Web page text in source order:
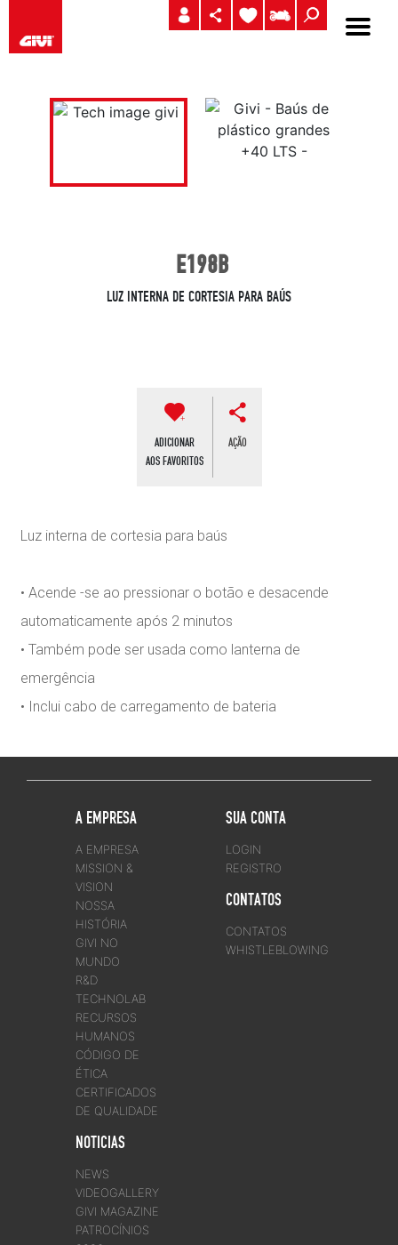
E198B
LUZ INTERNA DE CORTESIA PARA BAÚS
ADICIONAR
AOS FAVORITOS
AÇÃO
Luz interna de cortesia para baús
• Acende -se ao pressionar o botão e desacende
automaticamente após 2 minutos
• Também pode ser usada como lanterna de
emergência
• Inclui cabo de carregamento de bateria
A EMPRESA
A EMPRESA
MISSION &
VISION
NOSSA
HISTÓRIA
GIVI NO
MUNDO
R&D
TECHNOLAB
RECURSOS
HUMANOS
CÓDIGO DE
ÉTICA
CERTIFICADOS
DE QUALIDADE
NOTICIAS
NEWS
VIDEOGALLERY
GIVI MAGAZINE
PATROCÍNIOS
SUA CONTA
LOGIN
REGISTRO
CONTATOS
CONTATOS
WHISTLEBLOWING